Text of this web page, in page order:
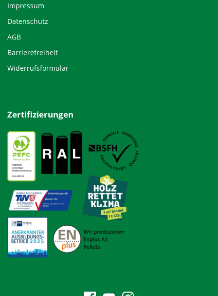
Impressum
Datenschutz
AGB
Barrierefreiheit
Widerrufsformular
Zertifizierungen